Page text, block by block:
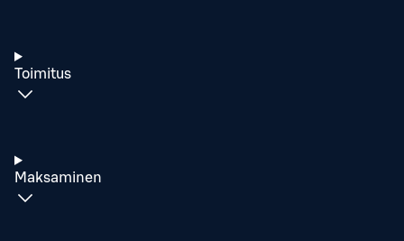
Toimitus
Maksaminen